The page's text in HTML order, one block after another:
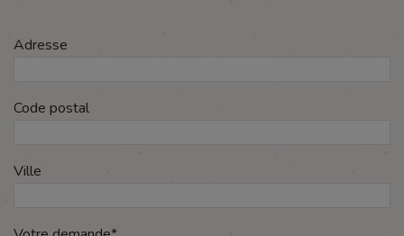
Adresse
Code postal
Ville